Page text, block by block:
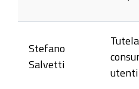
Stefano
Salvetti
Tutela
utenti